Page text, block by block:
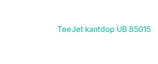
TeeJet kantdop UB 85015